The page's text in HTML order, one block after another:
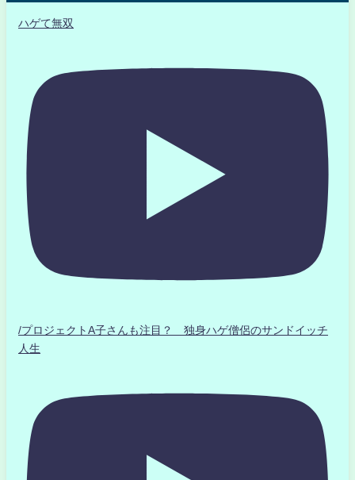
ハゲて無双
/プロジェクトA子さんも注目？ 独身ハゲ僧侶のサンドイッチ
人生